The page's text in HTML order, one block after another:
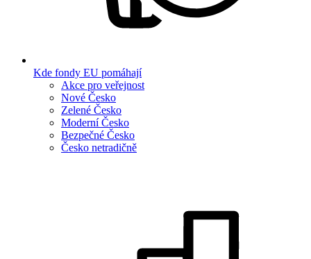
Kde fondy EU pomáhají
Akce pro veřejnost
Nové Česko
Zelené Česko
Moderní Česko
Bezpečné Česko
Česko netradičně